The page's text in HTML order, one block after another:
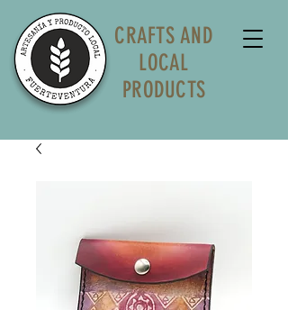
CRAFTS AND
LOCAL
PRODUCTS